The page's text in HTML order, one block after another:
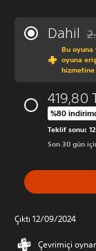
Dahil
Bu oyuna
oyuna
419,80
%80
Teklif sonu:
Son 30 gün
Çıktı 12/09/2024
Çevrimiçi